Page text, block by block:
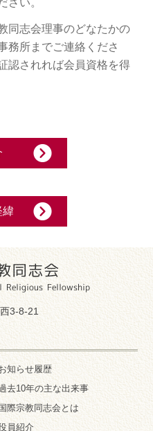
同志会理事のどなたかの
務所までご連絡くださ
認されれば会員資格を得
緯
3-8-21
知らせ履歴
去10年の主な出来事
国際宗教同志会とは
員紹介